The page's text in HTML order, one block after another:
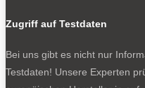
Zugriff auf Testdaten
Bei uns gibt es nicht nur
Testdaten! Unsere Experten